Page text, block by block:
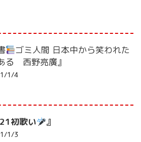
ゴミ人間 日本中から笑われた
る 西野亮廣』
1/4
初歌い 』
1/3